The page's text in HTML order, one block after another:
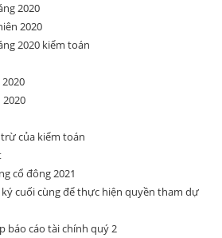
2020
2020
2020 kiểm toán
của kiểm toán
cổ đông 2021
cuối cùng để thực hiện quyền tham dự
báo cáo tài chính quý 2